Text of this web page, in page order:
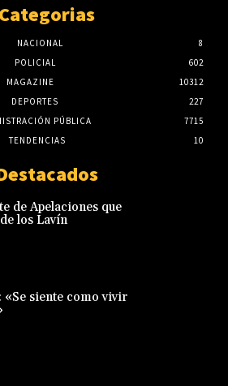
Categorias
NACIONAL
8
POLICIAL
602
MAGAZINE
10312
DEPORTES
227
PÚBLICA
7715
TENDENCIAS
10
de Apelaciones que
los Lavín
«Se siente como vivir